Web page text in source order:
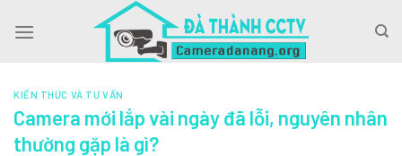
KIẾN THỨC VÀ TƯ VẤN
Camera mới lắp vài ngày đã lỗi, nguyên nhân
thường gặp là gì?